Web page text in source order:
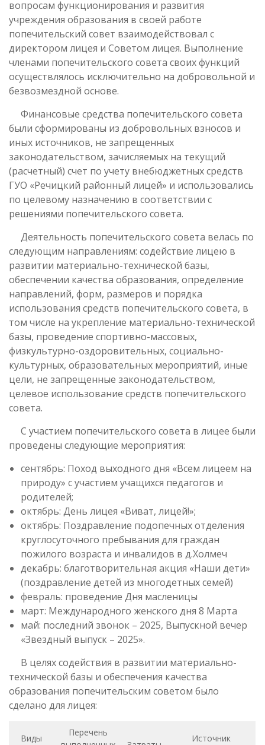
вопросам функционирования и развития
учреждения образования в своей работе
попечительский совет взаимодействовал с
директором лицея и Советом лицея. Выполнение
членами попечительского совета своих функций
осуществлялось исключительно на добровольной и
безвозмездной основе.
Финансовые средства попечительского совета
были сформированы из добровольных взносов и
иных источников, не запрещенных
законодательством, зачисляемых на текущий
(расчетный) счет по учету внебюджетных средств
ГУО «Речицкий районный лицей» и использовались
по целевому назначению в соответствии с
решениями попечительского совета.
Деятельность попечительского совета велась по
следующим направлениям: содействие лицею в
развитии материально-технической базы,
обеспечении качества образования, определение
направлений, форм, размеров и порядка
использования средств попечительского совета, в
том числе на укрепление материально-технической
базы, проведение спортивно-массовых,
физкультурно-оздоровительных, социально-
культурных, образовательных мероприятий, иные
цели, не запрещенные законодательством,
целевое использование средств попечительского
совета.
С участием попечительского совета в лицее были
проведены следующие мероприятия:
сентябрь: Поход выходного дня «Всем лицеем на
природу» с участием учащихся педагогов и
родителей;
октябрь: День лицея «Виват, лицей!»;
октябрь: Поздравление подопечных отделения
круглосуточного пребывания для граждан
пожилого возраста и инвалидов в д.Холмеч
декабрь: благотворительная акция «Наши дети»
(поздравление детей из многодетных семей)
февраль: проведение Дня масленицы
март: Международного женского дня 8 Марта
май: последний звонок – 2025, Выпускной вечер
«Звездный выпуск – 2025».
В целях содействия в развитии материально-
технической базы и обеспечения качества
образования попечительским советом было
сделано для лицея:
Виды
Перечень
Источник